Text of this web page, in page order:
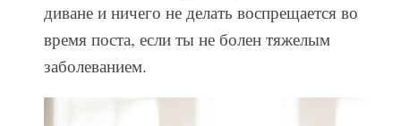
диване и ничего не делать воспрещается во
время поста, если ты не болен тяжелым
заболеванием.